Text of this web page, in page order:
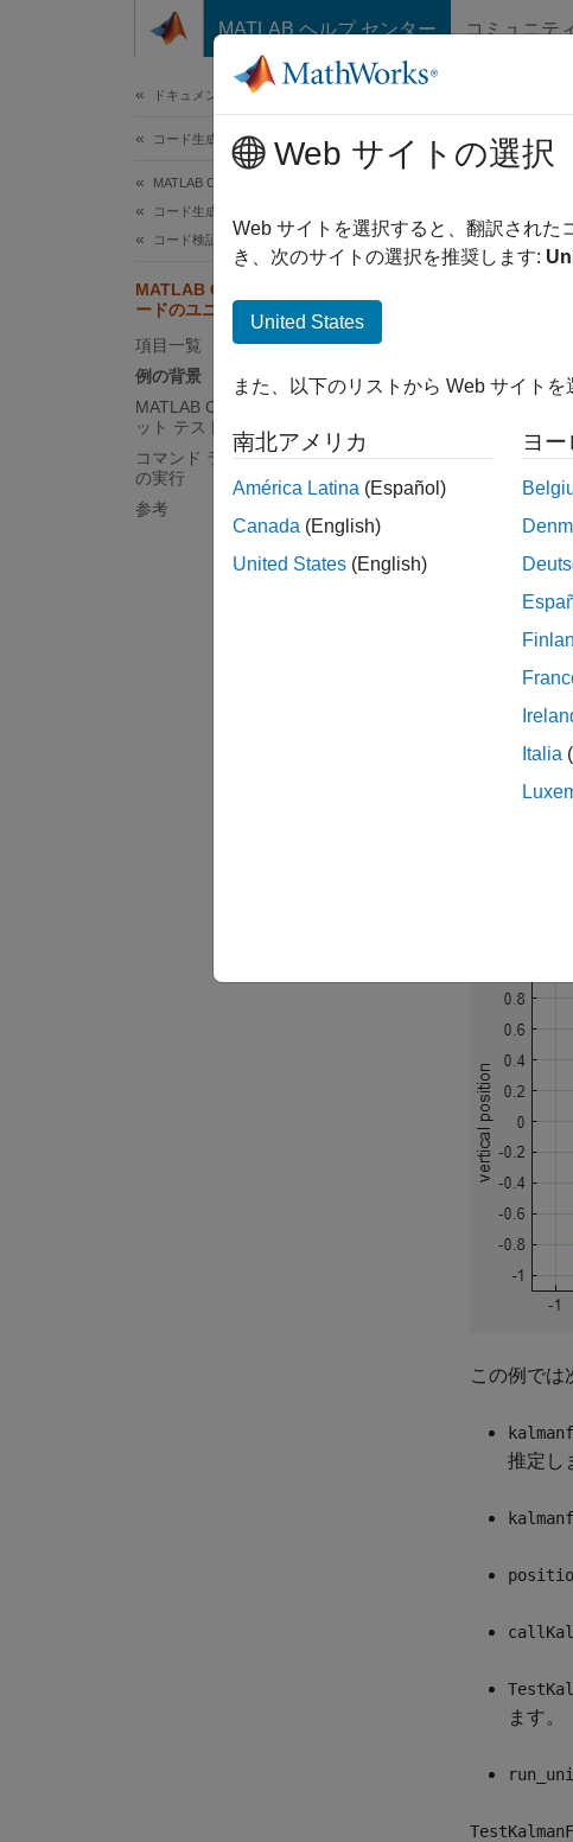
コンテンツへスキップ
MATLAB ヘルプ センター コミュニテ
ドキュメンテーションのホーム
コード生成
MATLAB Coder
コード生成
コード検証
MATLAB Coder を使用した外部 C コ
ードのユニット テスト
項目一覧
例の背景
MATLAB Coder アプリを使用したユニ
ット テストの実行
コマンド ラインでのユニット テスト
の実行
参考
この例では
C コード
フレームワ
C コ
MEX
よるユニ
例の背景
この例で
います。
この例では
推定し
ます。
Web サイトの選択
Web サイトを選択すると、翻訳された
き、次のサイトの選択を推奨します:
United States
また、以下のリストから Web サイトを
南北アメリカ
América Latina (Español)
Canada (English)
United States (English)
ヨ
Italia